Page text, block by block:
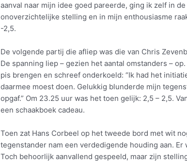
aanval naar mijn idee goed pareerde, ging ik zelf in de
onoverzichtelijke stelling en in mijn enthousiasme
-2,5.
De volgende partij die afliep was die van Chris
De spanning liep – gezien het aantal omstanders –
pis brengen en schreef onderkoeld: “Ik had het
daarmee moest doen. Gelukkig blunderde mijn
opgaf.” Om 23.25 uur was het toen gelijk: 2,5 – 2,5.
een schaakboek cadeau.
Toen zat Hans Corbeel op het tweede bord met wit
tegenstander nam een verdedigende houding aan.
Toch behoorlijk aanvallend gespeeld, maar zijn